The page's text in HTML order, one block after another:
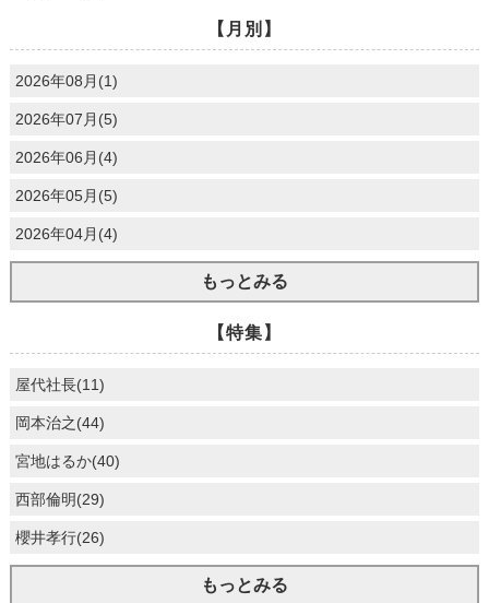
【月別】
2026年08月(1)
2026年07月(5)
2026年06月(4)
2026年05月(5)
2026年04月(4)
もっとみる
【特集】
屋代社長(11)
岡本治之(44)
宮地はるか(40)
西部倫明(29)
櫻井孝行(26)
もっとみる